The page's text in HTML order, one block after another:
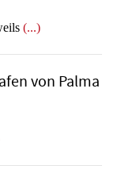
(...)
von Palma